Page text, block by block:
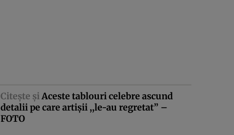
Citeşte şiAceste tablouri celebre ascund
detalii pe care artişii ,,le-au regretat” –
FOTO